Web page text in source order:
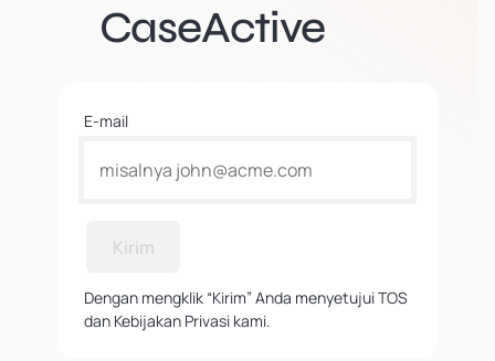
CaseActive
E-mail
Kirim
Dengan mengklik “Kirim” Anda menyetujui TOS
dan Kebijakan Privasi kami.